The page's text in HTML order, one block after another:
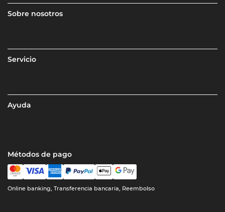
Sobre nosotros
Servicio
Ayuda
Métodos de pago
Online banking, Transferencia bancaria, Reembolso